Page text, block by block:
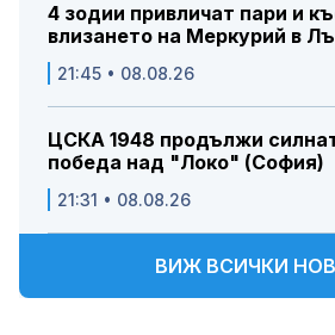
4 зодии привличат пари и
влизането на Меркурий в
21:45 • 08.08.26
ЦСКА 1948 продължи
победа над "Локо" (София)
21:31 • 08.08.26
ВИЖ ВСИЧКИ